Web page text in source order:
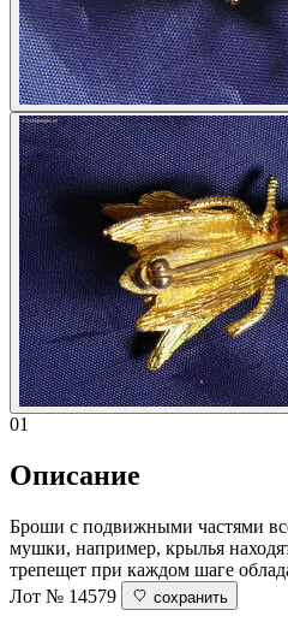
01
Описание
Броши с подвижными частями
мушки, например, крылья
трепещет при каждом шаге
Лот № 14579
сохранить